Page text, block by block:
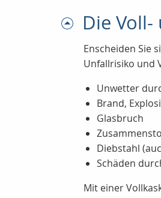
Die
Enscheiden Sie
Unfallrisiko und
Unwetter
Brand,
Glasbruch
Diebstahl
Schäden
Mit einer